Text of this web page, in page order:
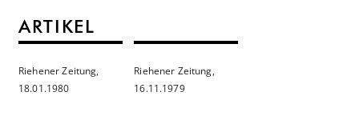
ARTIKEL
Riehener Zeitung,
18.01.1980
Riehener Zeitung,
16.11.1979